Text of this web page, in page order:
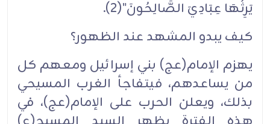
يَرِثُهَا عِبَادِيَ الصَّالِحُونَ"(2).‏
كيف يبدو المشهد عند الظهور؟‏
يهزم الإمام(عج) بني إسرائيل ومعهم كل
من يساعدهم، فيتفاجأ الغرب المسيحي
بذلك، ويعلن الحرب على الإمام(عج)، في